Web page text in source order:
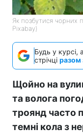
Як позбутися чорних
Pixabay)
Будь у курсі,
стрічці разом
Щойно на
та волога
троянд часто
темні кола з